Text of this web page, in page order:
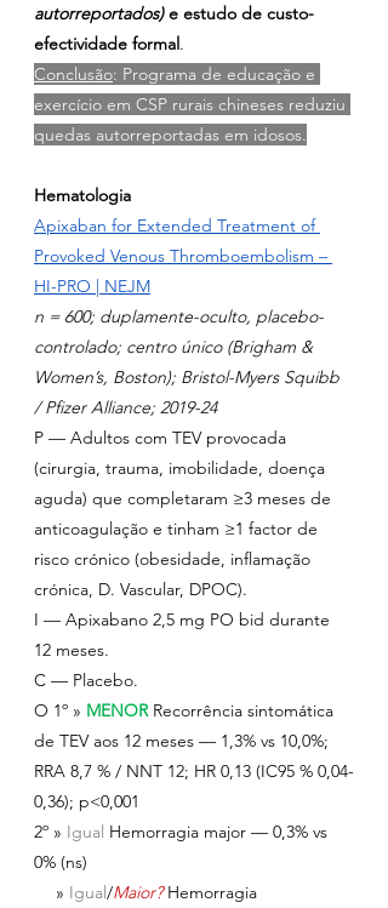
autorreportados) e estudo de custo-
efectividade formal.
Conclusão: Programa de educação e
exercício em CSP rurais chineses reduziu
quedas autorreportadas em idosos.
Hematologia
Apixaban for Extended Treatment of
Provoked Venous Thromboembolism –
HI-PRO | NEJM
n = 600; duplamente-oculto, placebo-
controlado; centro único (Brigham &
Women’s, Boston); Bristol-Myers Squibb
/ Pfizer Alliance; 2019-24
P — Adultos com TEV provocada
(cirurgia, trauma, imobilidade, doença
aguda) que completaram ≥3 meses de
anticoagulação e tinham ≥1 factor de
risco crónico (obesidade, inflamação
crónica, D. Vascular, DPOC).
I — Apixabano 2,5 mg PO bid durante
12 meses.
C — Placebo.
O 1º » MENOR Recorrência sintomática
de TEV aos 12 meses — 1,3% vs 10,0%;
RRA 8,7 % / NNT 12; HR 0,13 (IC95 % 0,04-
0,36); p<0,001
2º » Igual Hemorragia major — 0,3% vs
0% (ns)
» Igual/Maior? Hemorragia